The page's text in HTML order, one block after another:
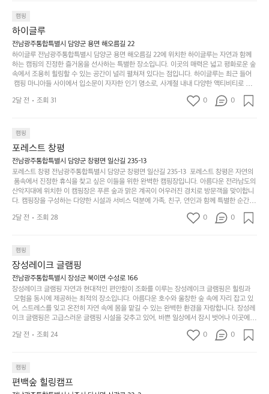
이
걸
리
는
순
다.
그
럴
때
는
차
을
가
려
보
세
요.
갑’입
니
다.
일
상
에
고
다
니
고
싶
어
는
크
기,
무
게,
분
하
고,
단
순
하
하
지
않
은
디
자
웃
도
어
의
경
바로 화장실있음 .5분거리 cu .2분거리 음식점  항구에
서부터 해변까지 버스도 다니네요 ㅎㅎㅎ 아이들 엄청
좋아하네요 점심쯤도착해서 철수할때까지 물놀이 3
타임이나 했네요 ⛱️
항구에서부터 해변까지 버스도 다니네요 ㅎㅎㅎ 아이들 엄청 좋아하네요 점
심쯤도착해서 철수할때까지 물놀이 3타임이나 했네요 ⛱️
포
리
해
변
캠
핑!
무
좋
네
요
이
이
라
고
해
야
하
캠핑
하이글루
전남광주통합특별시 담양군 용면 해오름길 22
하이글루 전남광주통합특별시 담양군 용면 해오름길 22에 위치한 하이글루는 자연과 함께
하는 캠핑의 진정한 즐거움을 선사하는 특별한 장소입니다. 이곳의 매력은 넓고 평화로운 숲
속에서 조용히 힐링할 수 있는 공간이 널리 펼쳐져 있다는 점입니다. 하이글루는 최근 들어
캠핑 마니아들 사이에서 입소문이 자자한 인기 명소로, 사계절 내내 다양한 액티비티로 방
문객들을 맞이합니다. 특히, 하이글루의 독특한 시설인 글램핑 텐트는 고객들에게 아늑한 잠
자리를 제공하며, 캠핑의 매력을 한층 더해 줍니다. 밖에서는 자연의 소리를 들으며, 내부에
함께 좋은 시간을 보낼 수 있다는 것입니다. 또한, 하이글루 인근에는 다양한 트레킹 코스와
자전거 도로가 있어 아웃도어 활동을 좋아하는 이들에게 더욱 참조할 만한 장소가 됩니다.
담양의 아름다운 자연과 함께, 건강한 레저 활동을 즐기며 행복한 캠핑 경험을 쌓으실 수 있
습니다. 하이글루에서 특별한 순간을 만끽해보세요. 따뜻한 햇살과 함께하는 아침, 상징적인
담양의 죽녹원과 함께 어우러진 저녁, 그리고 고요한 밤하늘 아래에서 별을 바라보며 나누는
이야기들은 여러분의 캠핑 여행을 더욱 특별하게 만들어 줄 것입니다.  인기 정도: ★★★★
★
2달 전 조회 31 0 0
캠핑
포레스트 창평
전남광주통합특별시 담양군 창평면 일산길 235-13
포레스트 창평 전남광주통합특별시 담양군 창평면 일산길 235-13  포레스트 창평은 자연의
품속에서 진정한 휴식을 찾고 싶은 이들을 위한 완벽한 캠핑장입니다. 아름다운 전라남도의
산악지대에 위치한 이 캠핑장은 푸른 숲과 맑은 계곡이 어우러진 경치로 방문객을 맞이합니
다. 캠핑장을 구성하는 다양한 시설과 서비스 덕분에 가족, 친구, 연인과 함께 특별한 순간을
만들어갈 수 있는 최적의 공간이 됩니다.  포레스트 창평은 주말마다 직접 재배한 신선한 농
산물을 제공하는 캠핑장으로, 현지에서만 느낄 수 있는 자연의 맛을 경험할 수 있습니다. 또
으며 깊은 숙면을 취할 수 있는 기회를 제공합니다.  이곳은 자연과의 완벽한 조화를 이루며,
다채로운 야외 활동을 제공합니다. 특히 어린이들은 안전하게 놀 수 있는 놀이시설이 마련
되어 있어 부모님들과 함께 즐거운 시간을 보낼 수 있습니다. 주변의 다양한 관광지와 먹거
리를 탐험하는 재미도 포레스트 창평의 매력 중 하나입니다.  또한, 캠핑장을 방문한 후 지속
적으로 재방문하는 이들이 많아 인기가 날로 상승하고 있습니다. 포레스트 창평은 단순한 캠
핑 그 이상을 제공하며, 자연을 사랑하는 모든 이들에게 꼭 한번 경험해봐야 할 장소로 자리
잡았습니다.  인기 정도: ★★★★★
2달 전 조회 28 0 0
캠핑
장성레이크 글램핑
전남광주통합특별시 장성군 북이면 수성로 166
장성레이크 글램핑 자연과 현대적인 편안함이 조화를 이루는 장성레이크 글램핑은 힐링과
모험을 동시에 제공하는 최적의 장소입니다. 아름다운 호수와 울창한 숲 속에 자리 잡고 있
어, 스트레스를 잊고 온전히 자연 속에 몸을 맡길 수 있는 완벽한 환경을 자랑합니다. 장성레
이크 글램핑은 고급스러운 글램핑 시설을 갖추고 있어, 바쁜 일상에서 잠시 벗어나 이곳에
오면 사치스러운 휴식이 가능해집니다. 독립된 텐트에서 제공되는 특별한 불멍 공간은 소중
한 사람과 함께 따뜻한 이야기를 나눌 수 있는 소중한 시간을 만들어 줍니다. 또한, 주변의 자
을 창출하는 시간이 될 것입니다. 특히 식사를 좋아하는 분들에게는 매주 특별한 바비큐 파
티와 지역에서 나는 신선한 재료로 만든 다양한 요리를 제공하여 미각을 만족시켜 줍니다.
장성레이크 글램핑은 그 아름다운 경관과 최고 품질의 시설 덕분에 최근 몇 년 사이에 특히
2달 전 조회 24 0 0
캠핑
편백숲 힐링캠프